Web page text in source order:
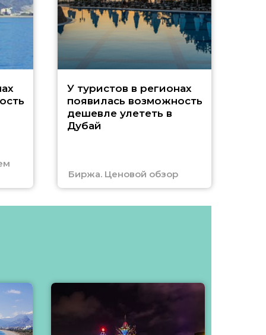
У туристов в регионах
появилась возможность
дешевле улететь в
Дубай
Биржа. Ценовой обзор